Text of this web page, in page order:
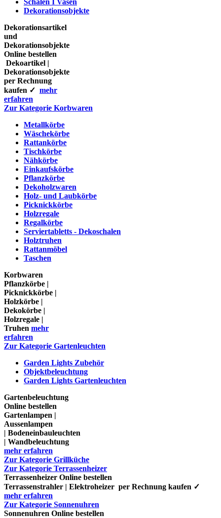
Schalen I Vasen
Dekorationsobjekte
Dekorationsartikel
und
Dekorationsobjekte
Online bestellen
Dekoartikel |
Dekorationsobjekte
per Rechnung
kaufen ✓ mehr
erfahren
Zur Kategorie Korbwaren
Metallkörbe
Wäschekörbe
Rattankörbe
Tischkörbe
Nähkörbe
Einkaufskörbe
Pflanzkörbe
Dekoholzwaren
Holz- und Laubkörbe
Picknickkörbe
Holzregale
Regalkörbe
Serviertabletts - Dekoschalen
Holztruhen
Rattanmöbel
Taschen
Korbwaren
Pflanzkörbe |
Picknickkörbe |
Holzkörbe |
Dekokörbe |
Holzregale |
Truhen mehr
erfahren
Zur Kategorie Gartenleuchten
Garden Lights Zubehör
Objektbeleuchtung
Garden Lights Gartenleuchten
Gartenbeleuchtung
Online bestellen
Gartenlampen |
Aussenlampen
| Bodeneinbauleuchten
| Wandbeleuchtung
mehr erfahren
Zur Kategorie Grillküche
Zur Kategorie Terrassenheizer
Terrassenheizer Online bestellen
Terrassenstrahler | Elektroheizer per Rechnung kaufen ✓
mehr erfahren
Zur Kategorie Sonnenuhren
Sonnenuhren Online bestellen